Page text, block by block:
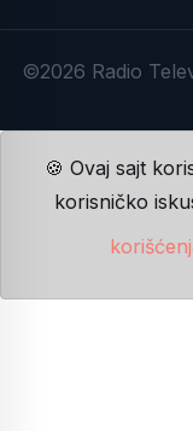
©2026 Radio
🍪 Ovaj sajt
korisničko